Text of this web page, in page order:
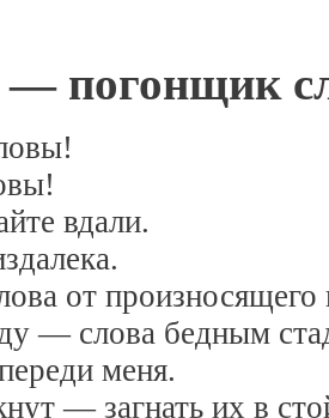
— погонщик
вдали.
от произносящего
— слова бедным
меня.
— загнать их в